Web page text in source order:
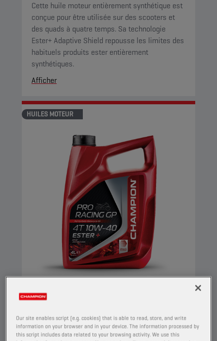
Cette huile moteur entièrement synthétique est
conçue pour être utilisée sur des scooters et
des quads à quatre temps. Sa technologie
Ester+ Adaptive Shield repousse les limites des
habituels produits ester entièrement
synthétiques.
Afficher
HUILES MOTEUR
CHAMPION
4T 10W40 ESTER +
PRODUIT : 29153
Our site enables script (e.g. cookies) that is able to read, store, and write
information on your browser and in your device. The information processed by
this script includes data related to your browsing activity. We use this